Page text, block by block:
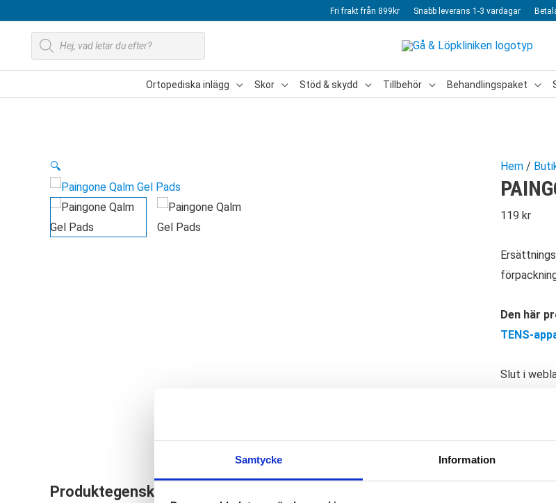
Samtycke Information
Fri frakt från 899kr Snabb leverans 1-3 vardagar
Produktsökning
Ortopediska inlägg Skor Stöd & skydd Tillbehör Behandlingspaket
🔍 Hem /
119 kr
Den här
TENS-
Slut i
Saldo
Produktegenskaper
Ersättningsplattor till Paingone Qalm. Varje förpackning innehåller